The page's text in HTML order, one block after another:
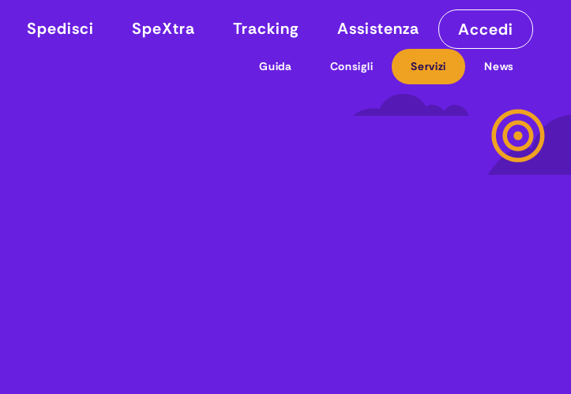
Spedisci SpeXtra Tracking Assistenza Accedi
Guida Consigli Servizi News